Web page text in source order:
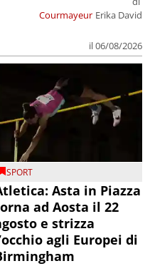
Courmayeur Erika David
il 06/08/2026
SPORT
Asta in Piazza
ad Aosta il 22
e strizza
agli Europei di